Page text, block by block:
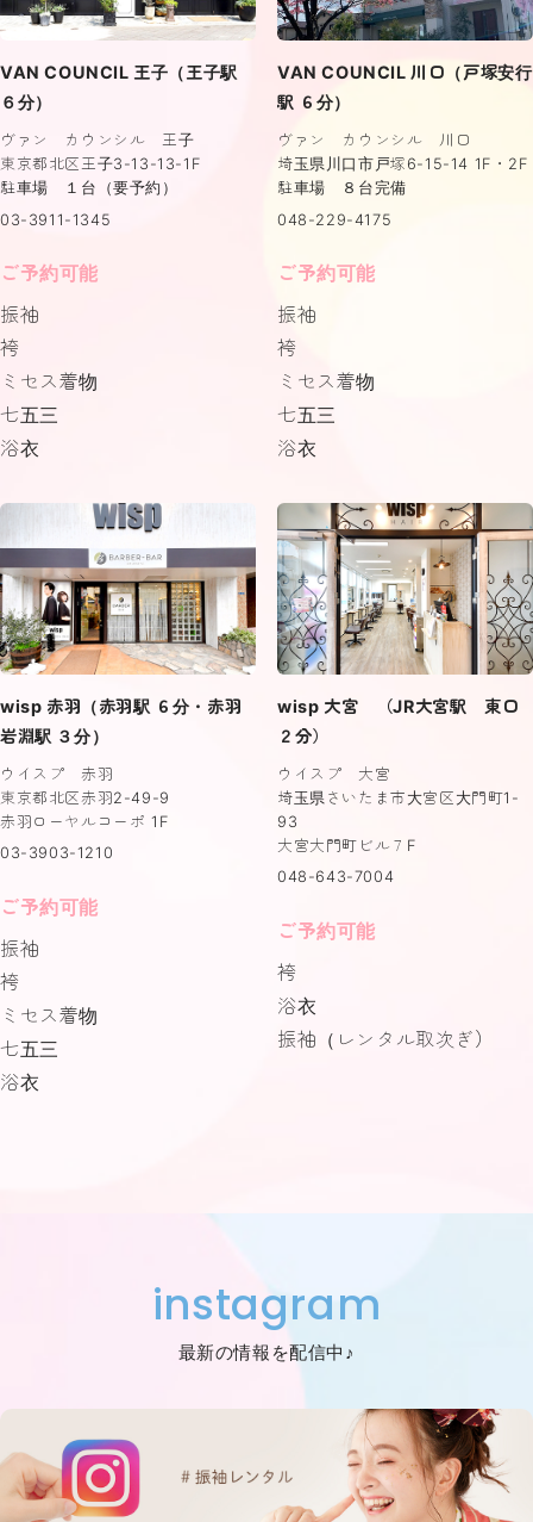
VAN COUNCIL 王子（王子駅
６分）
ヴァン カウンシル 王子
東京都北区王子3-13-13-1F
駐車場 １台（要予約）
03-3911-1345
ご予約可能
振袖
袴
ミセス着物
七五三
浴衣
VAN COUNCIL 川口（戸塚安行
駅 ６分）
ヴァン カウンシル 川口
埼玉県川口市戸塚6-15-14 1F・2F
駐車場 ８台完備
048-229-4175
ご予約可能
振袖
袴
ミセス着物
七五三
浴衣
wisp 赤羽（赤羽駅 ６分・赤羽
岩淵駅 ３分）
ウイスプ 赤羽
東京都北区赤羽2-49-9
赤羽ローヤルコーポ 1F
03-3903-1210
ご予約可能
振袖
袴
ミセス着物
七五三
浴衣
wisp 大宮 （JR大宮駅 東口
２分）
ウイスプ 大宮
埼玉県さいたま市大宮区大門町1-
93
大宮大門町ビル７F
048-643-7004
ご予約可能
袴
浴衣
振袖（レンタル取次ぎ）
instagram
最新の情報を配信中♪